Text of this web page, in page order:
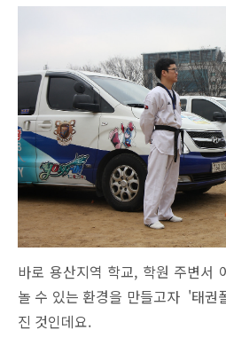
바로 용산지역 학교, 학원 주변서
놀 수 있는 환경을 만들고자 '태권
진 것인데요.